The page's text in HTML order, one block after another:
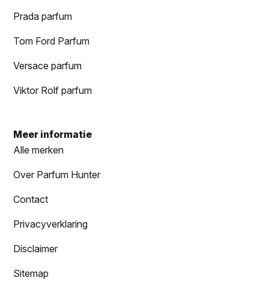
Prada parfum
Tom Ford Parfum
Versace parfum
Viktor Rolf parfum
Meer informatie
Alle merken
Over Parfum Hunter
Contact
Privacyverklaring
Disclaimer
Sitemap